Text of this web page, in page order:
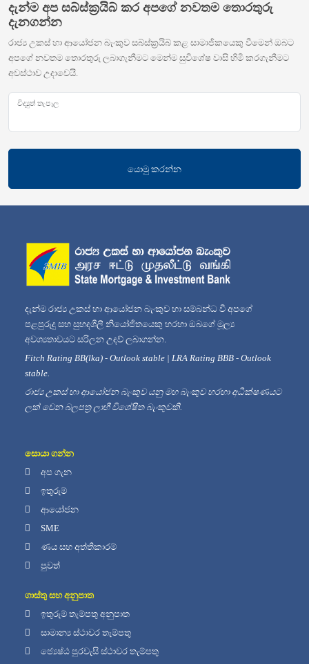
දැන්ම අප සබ්ස්ක්‍රයිබ් කර අපගේ නවතම තොරතුරු
දැනගන්න
රාජ්‍ය උකස් හා ආයෝජන බැංකුව සබ්ස්ක්‍රයිබ් කළ සාමාජිකයෙකු වීමෙන් ඔබට
අපගේ නවතම තොරතුරු ලබාගැනීමට මෙන්ම සුවිශේෂ වාසි හිමි කරගැනීමට
අවස්ථාව උදාවෙයි.
විද්‍යුත් තැපෑල
යොමු කරන්න
දැන්ම රාජ්‍ය උකස් හා ආයෝජන බැංකුව හා සම්බන්ධ වී අපගේ
පළපුරුදු සහ සුහදශීලී නියෝජිතයෙකු හරහා ඔබගේ මූල්‍ය
අවශ්‍යතාවයට සරිලන උදව් ලබාගන්න.
Fitch Rating BB(lka) - Outlook stable | LRA Rating BBB - Outlook
stable.
රාජ්‍ය උකස් හා ආයෝජන බැංකුව යනු මහ බැංකුව හරහා අධීක්ෂණයට
ලක් වෙන බලපත්‍ර ලාභී විශේෂිත බැංකුවකි.
සොයා ගන්න
අප ගැන
ඉතුරුම්
ආයෝජන
SME
ණය සහ අත්තිකාරම්
පුවත්
ගාස්තු සහ අනුපාත
ඉතුරුම් තැම්පතු අනුපාත
සාමාන්‍ය ස්ථාවර තැම්පතු
ජ්‍යෙෂ්ඨ පුරවැසි ස්ථාවර තැම්පතු